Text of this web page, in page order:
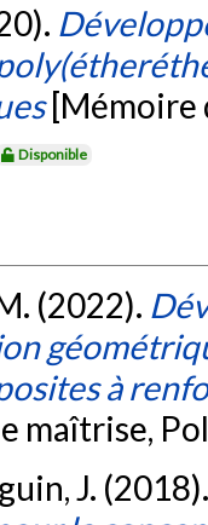
[Mémoire
Disponible
(2022).
à
maîtrise,
J.